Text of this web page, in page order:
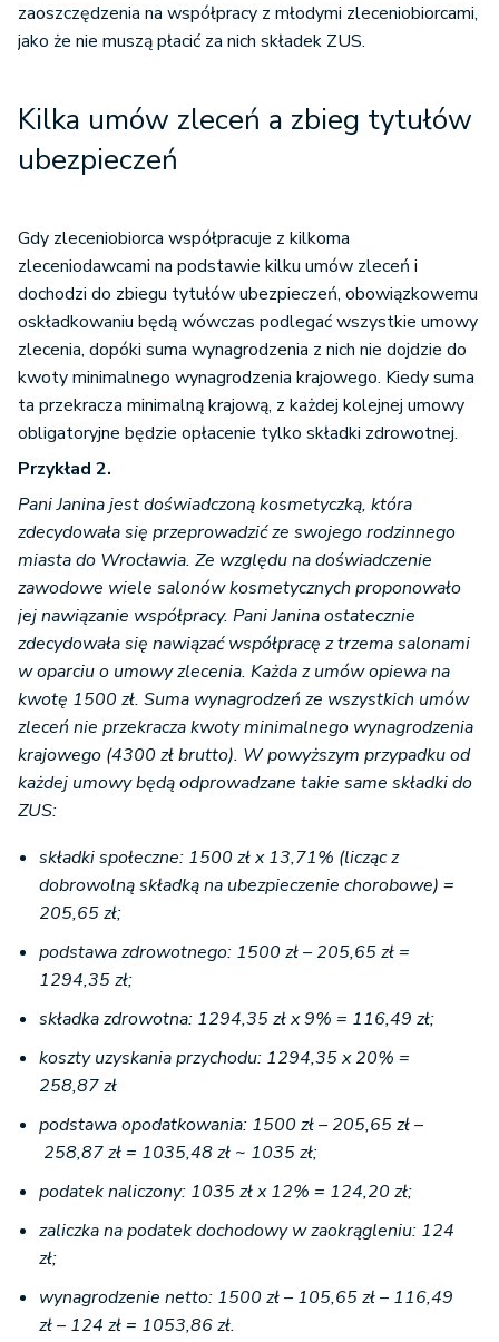
zaoszczędzenia na współpracy z młodymi zleceniobiorcami,
jako że nie muszą płacić za nich składek ZUS.
Kilka umów zleceń a zbieg tytułów
ubezpieczeń
Gdy zleceniobiorca współpracuje z kilkoma
zleceniodawcami na podstawie kilku umów zleceń i
dochodzi do zbiegu tytułów ubezpieczeń, obowiązkowemu
oskładkowaniu będą wówczas podlegać wszystkie umowy
zlecenia, dopóki suma wynagrodzenia z nich nie dojdzie do
kwoty minimalnego wynagrodzenia krajowego. Kiedy suma
ta przekracza minimalną krajową, z każdej kolejnej umowy
obligatoryjne będzie opłacenie tylko składki zdrowotnej.
Przykład 2.
Pani Janina jest doświadczoną kosmetyczką, która
zdecydowała się przeprowadzić ze swojego rodzinnego
miasta do Wrocławia. Ze względu na doświadczenie
zawodowe wiele salonów kosmetycznych proponowało
jej nawiązanie współpracy. Pani Janina ostatecznie
zdecydowała się nawiązać współpracę z trzema salonami
w oparciu o umowy zlecenia. Każda z umów opiewa na
kwotę 1500 zł. Suma wynagrodzeń ze wszystkich umów
zleceń nie przekracza kwoty minimalnego wynagrodzenia
krajowego (4300 zł brutto). W powyższym przypadku od
każdej umowy będą odprowadzane takie same składki do
ZUS:
składki społeczne: 1500 zł x 13,71% (licząc z
dobrowolną składką na ubezpieczenie chorobowe) =
205,65 zł;
podstawa zdrowotnego: 1500 zł – 205,65 zł =
1294,35 zł;
składka zdrowotna: 1294,35 zł x 9% = 116,49 zł;
koszty uzyskania przychodu: 1294,35 x 20% =
258,87 zł
podstawa opodatkowania: 1500 zł – 205,65 zł –
258,87zł = 1035,48 zł ~ 1035 zł;
podatek naliczony: 1035 zł x 12% = 124,20 zł;
zaliczka na podatek dochodowy w zaokrągleniu: 124
zł;
wynagrodzenie netto: 1500 zł – 105,65 zł – 116,49
zł – 124 zł = 1053,86 zł.